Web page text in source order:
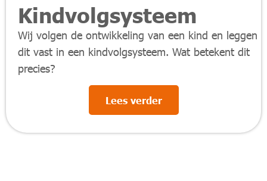
Kindvolgsysteem
Wij volgen de ontwikkeling van een kind en leggen
dit vast in een kindvolgsysteem. Wat betekent dit
precies?
Lees verder